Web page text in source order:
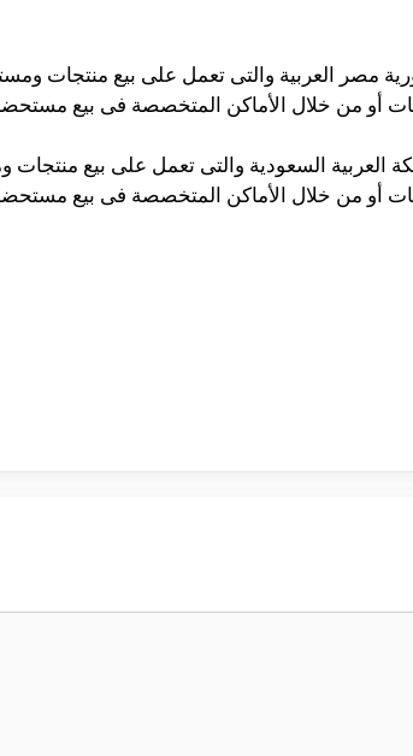
مصر العربية والتى تعمل على بيع منتجات
أو من خلال الأماكن المتخصصة فى بيع
العربية السعودية والتى تعمل على بيع
أو من خلال الأماكن المتخصصة فى بيع